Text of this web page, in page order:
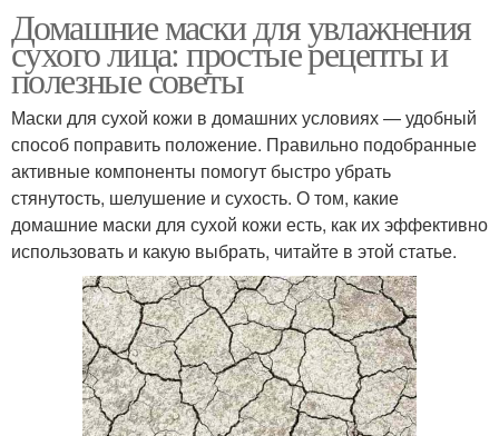
Домашние маски для увлажнения
сухого лица: простые рецепты и
полезные советы
Маски для сухой кожи в домашних условиях — удобный
способ поправить положение. Правильно подобранные
активные компоненты помогут быстро убрать
стянутость, шелушение и сухость. О том, какие
домашние маски для сухой кожи есть, как их эффективно
использовать и какую выбрать, читайте в этой статье.